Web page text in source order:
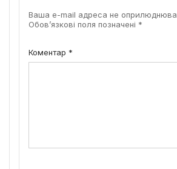
Ваша e-mail адреса не
Обов’язкові поля позначені *
Коментар *